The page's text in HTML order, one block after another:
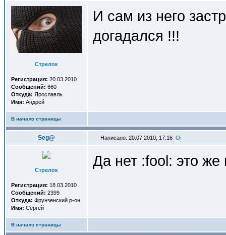
Стрелок
Регистрация: 20.03.2010
Сообщений: 660
Откуда: Ярославль
Имя: Андрей
И сам из него
догадался !!!
В начало страницы
Seg@ Написано: 20.07.2010, 17:16
Стрелок
Регистрация: 18.03.2010
Сообщений: 2399
Откуда: Фрунзенский р-он
Имя: Сергей
Да нет :fool: это
В начало страницы